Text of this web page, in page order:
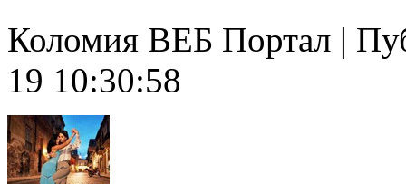
Коломия ВЕБ Портал |
19 10:30:58